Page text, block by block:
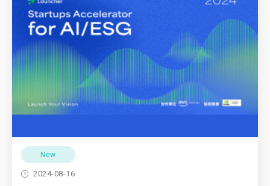
New
2024-08-16